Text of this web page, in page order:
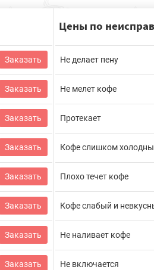
Заказать
Заказать
Заказать
Заказать
Заказать
Заказать
Заказать
Заказать
Цены по
Не делает пену
Не мeлет кофе
Протекает
Кофе слишком
Плохо течет кофе
Кофе слабый и
Не наливает кофе
Не включается